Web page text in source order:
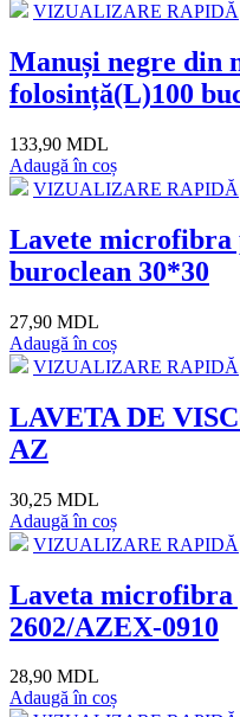
VIZUALIZARE RAPIDĂ
Manuși negre din
folosință(L)100
133,90 MDL
Adaugă în coș
VIZUALIZARE RAPIDĂ
Lavete microfibra
buroclean 30*30
27,90 MDL
Adaugă în coș
VIZUALIZARE RAPIDĂ
LAVETA DE
AZ
30,25 MDL
Adaugă în coș
VIZUALIZARE RAPIDĂ
Laveta microfibra
2602/AZEX-0910
28,90 MDL
Adaugă în coș